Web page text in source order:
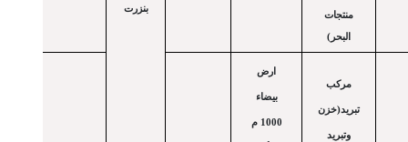
بنزرت
منتجات
البحر)
مركب
تبريد(خزن
وتبريد
ارض
بيضاء
1000 م